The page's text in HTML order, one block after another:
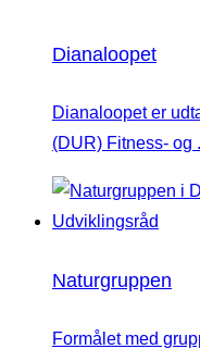
Dianaloopet
Dianaloopet er
(DUR) Fitness- og
Naturgruppen
Formålet med